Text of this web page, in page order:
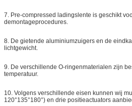
7. Pre-compressed ladingslente is geschikt
demontageprocedures.
8. De gietende aluminiumzuigers en de
lichtgewicht.
9. De verschillende O-ringenmaterialen zijn
temperatuur.
10. Volgens verschillende eisen kunnen wij
120°135°180°) en drie positieactuators